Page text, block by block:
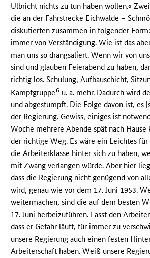
Ulbricht nichts zu tun haben wollen.«
die an der Fahrstrecke Eichwalde –
diskutierten zusammen in folgender
immer von Verständigung. Wie ist das
man uns so drangsaliert. Wenn wir von
sind und glauben Feierabend zu haben,
richtig los. Schulung, Aufbauschicht,
Kampfgruppe6 u. a. mehr. Dadurch wird
und abgestumpft. Die Folge davon ist, es
der Regierung. Gewiss, einiges ist
Woche mehrere Abende spät nach
der richtige Weg. Es wäre ein Leichtes für
die Arbeiterklasse hinter sich zu haben,
mit Zwang verlangen würde. Aber hier
dass die Regierung nicht genügend von
wird, genau wie vor dem 17. Juni 1953.
weitermachen, sind die auf dem besten
17. Juni herbeizuführen. Lasst den
dass er Gefahr läuft, für immer zu
unsere Regierung auch einen festen
Arbeiterschaft haben. Weiß unsere